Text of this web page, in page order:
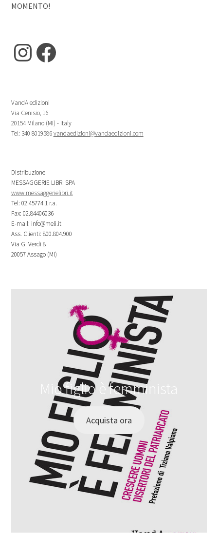
MOMENTO!
Instagram
Facebook
VandA edizioni
Via Cenisio, 16
20154 Milano (MI) - Italy
Tel: 340 8019586vandaedizioni@vandaedizioni.com
Distribuzione
MESSAGGERIE LIBRI SPA
www.messaggerielibri.it
Tel: 02.45774.1 r.a.
Fax: 02.84406036
E-mail: info@meli.it
Ass. Clienti: 800.804.900
Via G. Verdi 8
20057 Assago (MI)
Mio figlio è femminista
Acquista ora